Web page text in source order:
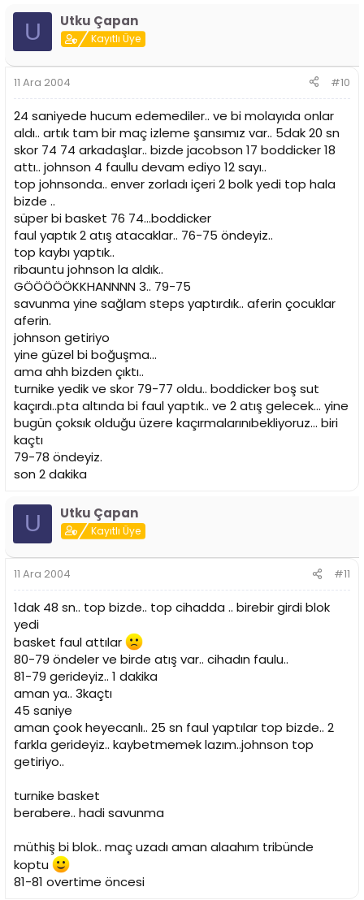
U Utku Çapan
Kayıtlı Üye
11 Ara 2004 #10
24 saniyede hucum edemediler.. ve bi molayıda onlar
aldı.. artık tam bir maç izleme şansımız var.. 5dak 20 sn
skor 74 74 arkadaşlar.. bizde jacobson 17 boddicker 18
attı.. johnson 4 faullu devam ediyo 12 sayı..
top johnsonda.. enver zorladı içeri 2 bolk yedi top hala
bizde ..
süper bi basket 76 74...boddicker
faul yaptık 2 atış atacaklar.. 76-75 öndeyiz..
top kaybı yaptık..
ribauntu johnson la aldık..
GÖÖÖÖÖKKHANNNN 3.. 79-75
savunma yine sağlam steps yaptırdık.. aferin çocuklar
aferin.
johnson getiriyo
yine güzel bi boğuşma...
ama ahh bizden çıktı..
turnike yedik ve skor 79-77 oldu.. boddicker boş sut
kaçırdı..pta altında bi faul yaptık.. ve 2 atış gelecek... yine
bugün çoksık olduğu üzere kaçırmalarınıbekliyoruz... biri
kaçtı
79-78 öndeyiz.
son 2 dakika
U Utku Çapan
Kayıtlı Üye
11 Ara 2004 #11
1dak 48 sn.. top bizde.. top cihadda .. birebir girdi blok
yedi
basket faul attılar
80-79 öndeler ve birde atış var.. cihadın faulu..
81-79 gerideyiz.. 1 dakika
aman ya.. 3kaçtı
45 saniye
aman çook heyecanlı.. 25 sn faul yaptılar top bizde.. 2
farkla gerideyiz.. kaybetmemek lazım..johnson top
getiriyo..
turnike basket
berabere.. hadi savunma
müthiş bi blok.. maç uzadı aman alaahım tribünde
koptu
81-81 overtime öncesi